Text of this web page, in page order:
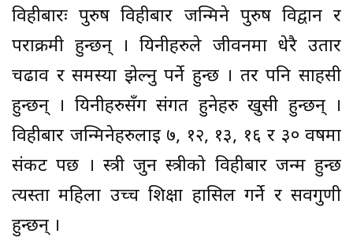
विहीबारः पुरुष विहीबार जन्मिने पुरुष विद्वान र
पराक्रमी हुन्छन् । यिनीहरुले जीवनमा धेरै उतार
चढाव र समस्या झेल्नु पर्ने हुन्छ । तर पनि साहसी
हुन्छन् । यिनीहरुसँग संगत हुनेहरु खुसी हुन्छन् ।
विहीबार जन्मिनेहरुलाई ७, १२, १३, १६ र ३० वर्षमा
संकट पर्छ । स्त्री जुन स्त्रीको विहीबार जन्म हुन्छ
त्यस्ता महिला उच्च शिक्षा हासिल गर्ने र सर्वगुणी
हुन्छन् ।